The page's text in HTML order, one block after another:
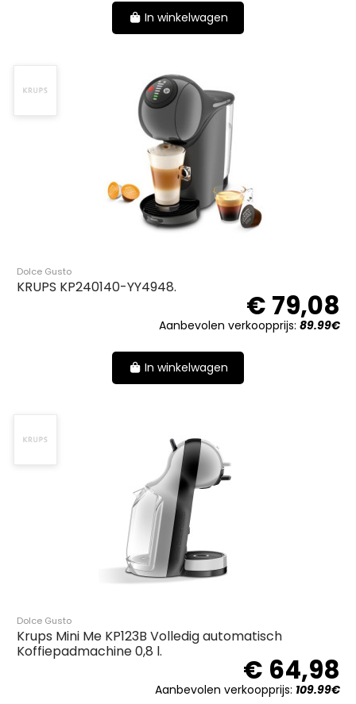
In winkelwagen
Dolce Gusto
KRUPS KP240140-YY4948.
€ 79,08
Aanbevolen verkoopprijs: 89.99€
In winkelwagen
Dolce Gusto
Krups Mini Me KP123B Volledig automatisch
Koffiepadmachine 0,8 l.
€ 64,98
Aanbevolen verkoopprijs: 109.99€